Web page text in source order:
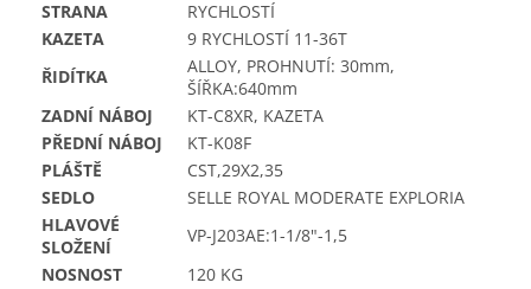
STRANA
RYCHLOSTÍ
KAZETA
9 RYCHLOSTÍ 11-36T
ŘIDÍTKA
ALLOY, PROHNUTÍ: 30mm,
ŠÍŘKA:640mm
ZADNÍ NÁBOJ
KT-C8XR, KAZETA
PŘEDNÍ NÁBOJ
KT-K08F
PLÁŠTĚ
CST,29X2,35
SEDLO
SELLE ROYAL MODERATE EXPLORIA
HLAVOVÉ
SLOŽENÍ
VP-J203AE:1-1/8"-1,5
NOSNOST
120 KG